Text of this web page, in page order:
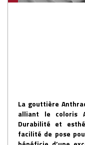
La gouttière
alliant le coloris
Durabilité et
facilité de pose